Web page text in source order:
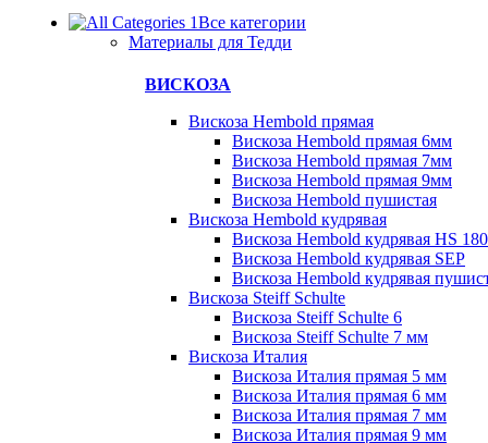
Все категории
Материалы для Тедди
ВИСКОЗА
Вискоза Hembold прямая
Вискоза Hembold прямая 6мм
Вискоза Hembold прямая 7мм
Вискоза Hembold прямая 9мм
Вискоза Hembold пушистая
Вискоза Hembold кудрявая
Вискоза Hembold кудрявая HS 180
Вискоза Hembold кудрявая SEP
Вискоза Hembold кудрявая
Вискоза Steiff Schulte
Вискоза Steiff Schulte 6
Вискоза Steiff Schulte 7 мм
Вискоза Италия
Вискоза Италия прямая 5 мм
Вискоза Италия прямая 6 мм
Вискоза Италия прямая 7 мм
Вискоза Италия прямая 9 мм